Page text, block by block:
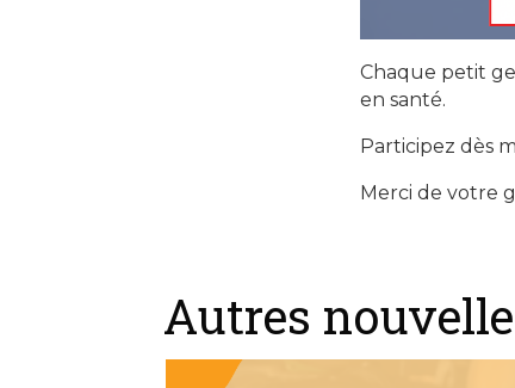
Chaque petit
en santé.
Participez dès
Merci de votre
Autres